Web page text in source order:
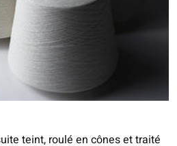
teint, roulé en cônes et traité